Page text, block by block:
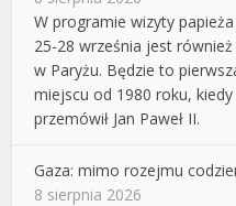
W programie wizyty
25-28 września jest
w Paryżu. Będzie to
miejscu od 1980 roku,
przemówił Jan Paweł II.
Gaza: mimo rozejmu
8 sierpnia 2026